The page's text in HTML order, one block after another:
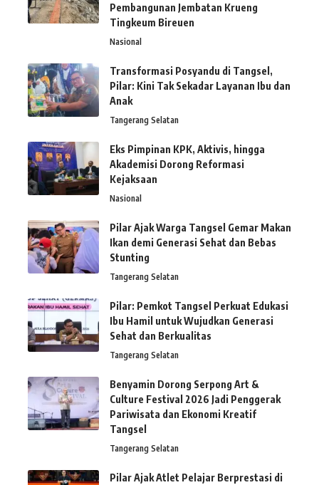
Pembangunan Jembatan Krueng
Tingkeum Bireuen
Nasional
Transformasi Posyandu di Tangsel,
Pilar: Kini Tak Sekadar Layanan Ibu dan
Anak
Tangerang Selatan
Eks Pimpinan KPK, Aktivis, hingga
Akademisi Dorong Reformasi
Kejaksaan
Nasional
Pilar Ajak Warga Tangsel Gemar Makan
Ikan demi Generasi Sehat dan Bebas
Stunting
Tangerang Selatan
Pilar: Pemkot Tangsel Perkuat Edukasi
Ibu Hamil untuk Wujudkan Generasi
Sehat dan Berkualitas
Tangerang Selatan
Benyamin Dorong Serpong Art &
Culture Festival 2026 Jadi Penggerak
Pariwisata dan Ekonomi Kreatif
Tangsel
Tangerang Selatan
Pilar Ajak Atlet Pelajar Berprestasi di